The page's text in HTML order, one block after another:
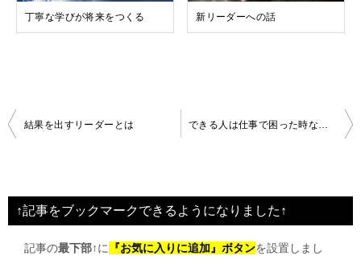
丁寧な学びが将来をつくる 新リーダーへの話
投
ビ
ゲ
結果を出すリーダーとは
↑記事をブックマークできるようになりました↑
記事の最下部↑に 『お気に入りに追加』ボタンを設置しまし